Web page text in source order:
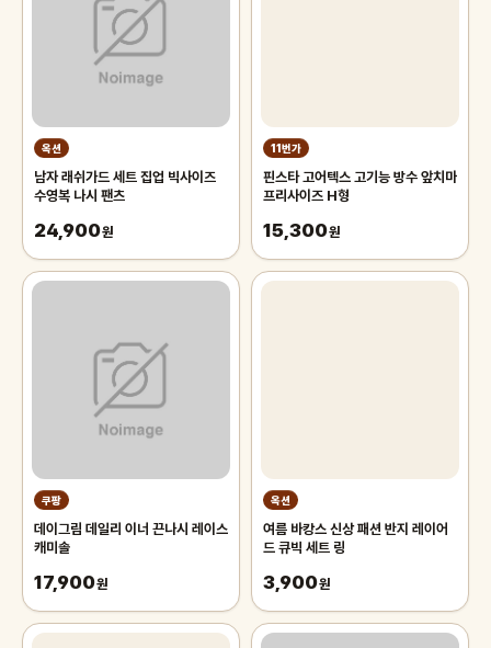
옥션
남자 래쉬가드 세트 집업 빅사이즈
수영복 나시 팬츠
24,900원
11번가
핀스타 고어텍스 고기능 방수 앞치마
프리사이즈 H형
15,300원
쿠팡
데이그림 데일리 이너 끈나시 레이스
캐미솔
17,900원
옥션
여름 바캉스 신상 패션 반지 레이어
드 큐빅 세트 링
3,900원